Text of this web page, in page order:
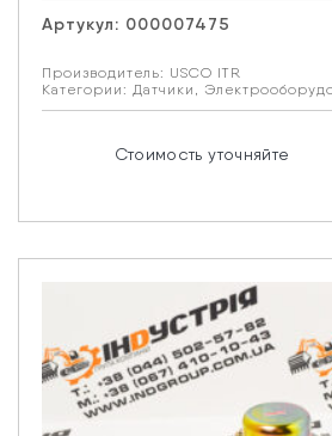
Артукул: 000007475
Производитель: USCO ITR
Категории: Датчики
Стоимость уточняйте